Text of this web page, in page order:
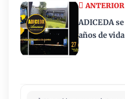
ANTERIOR
ADICEDA
años de vida